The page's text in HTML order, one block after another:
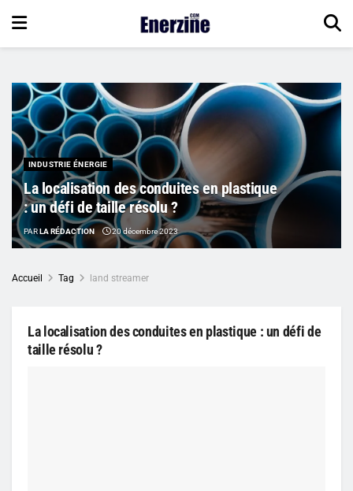
INDUSTRIE ÉNERGIE
La localisation des conduites en plastique
: un défi de taille résolu ?
PARLA RÉDACTION 20 décembre 2023
Accueil Tag land streamer
La localisation des conduites en plastique : un défi de
taille résolu ?